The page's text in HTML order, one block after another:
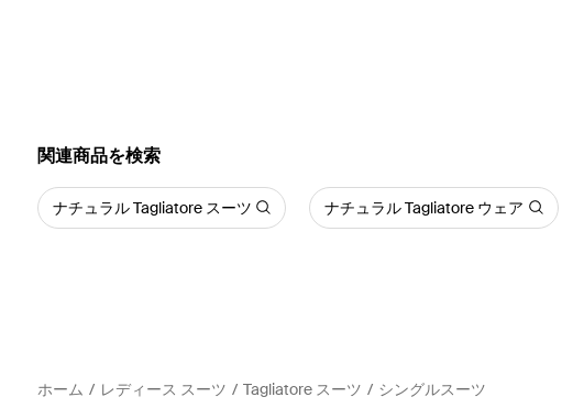
関連商品を検索
ナチュラル Tagliatore スーツ ナチュラル Tagliatore ウェア
ホーム レディース スーツ Tagliatore スーツ シングルスーツ